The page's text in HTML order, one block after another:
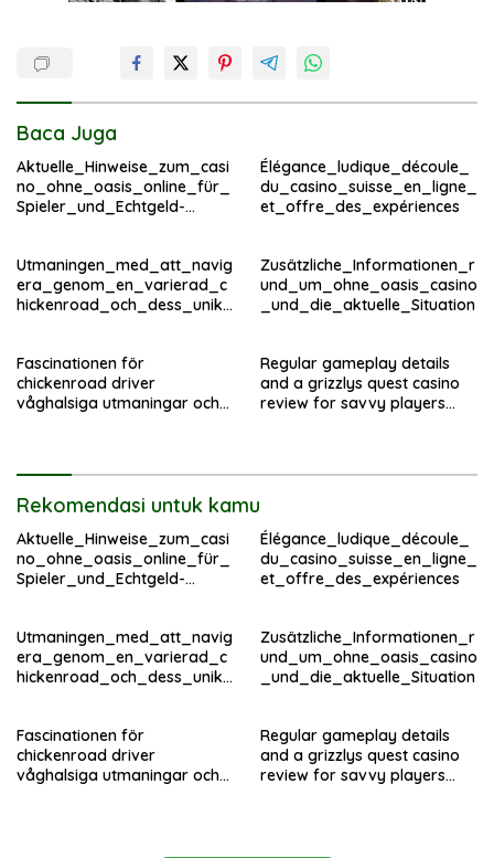
Baca Juga
Aktuelle_Hinweise_zum_casi
no_ohne_oasis_online_für_
Spieler_und_Echtgeld-
Élégance_ludique_découle_
du_casino_suisse_en_ligne_
et_offre_des_expériences
Utmaningen_med_att_navig
era_genom_en_varierad_c
hickenroad_och_dess_unika
Zusätzliche_Informationen_r
und_um_ohne_oasis_casino
_und_die_aktuelle_Situation
Fascinationen för
chickenroad driver
våghalsiga utmaningar och
Regular gameplay details
and a grizzlys quest casino
review for savvy players
Rekomendasi untuk kamu
Aktuelle_Hinweise_zum_casi
no_ohne_oasis_online_für_
Spieler_und_Echtgeld-
Élégance_ludique_découle_
du_casino_suisse_en_ligne_
et_offre_des_expériences
Utmaningen_med_att_navig
era_genom_en_varierad_c
hickenroad_och_dess_unika
Zusätzliche_Informationen_r
und_um_ohne_oasis_casino
_und_die_aktuelle_Situation
Fascinationen för
chickenroad driver
våghalsiga utmaningar och
Regular gameplay details
and a grizzlys quest casino
review for savvy players